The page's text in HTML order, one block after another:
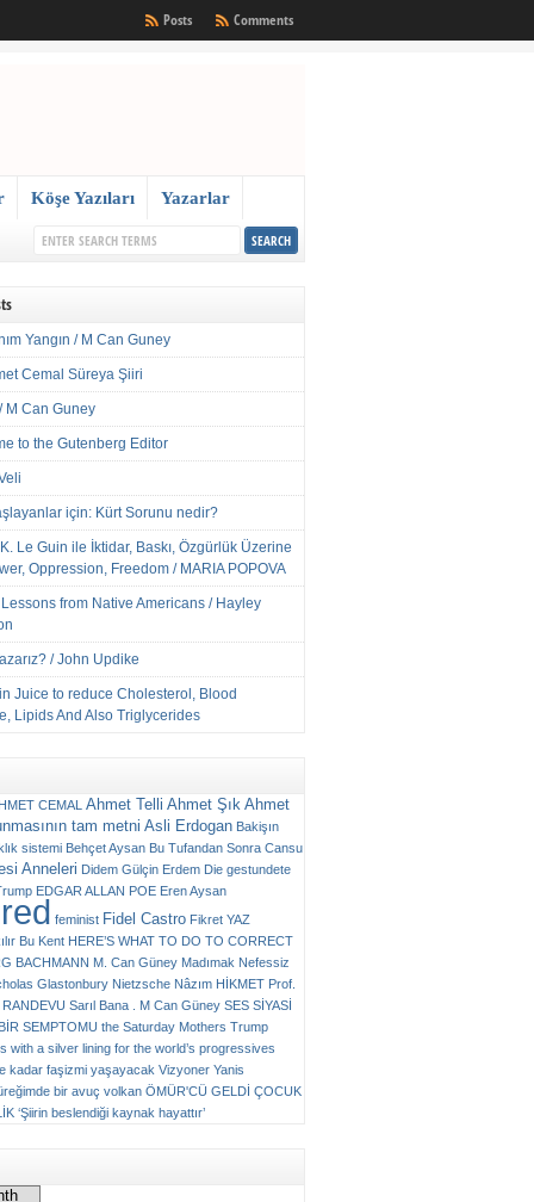
Comments
Posts
Köşe Yazıları Yazarlar
Yangın / M Can Guney
Cemal Süreya Şiiri
M Can Guney
to the Gutenberg Editor
için: Kürt Sorunu nedir?
Le Guin ile İktidar, Baskı, Özgürlük Üzerine
Oppression, Freedom / MARIA POPOVA
from Native Americans / Hayley
/ John Updike
Juice to reduce Cholesterol, Blood
Lipids And Also Triglycerides
CEMAL Ahmet Telli Ahmet Şık Ahmet
tam metni Asli Erdogan Bakişın
sistemi Behçet Aysan Bu Tufandan Sonra Cansu
Anneleri Didem Gülçin Erdem Die gestundete
EDGAR ALLAN POE Eren Aysan
feminist Fidel Castro Fikret YAZ
Bu Kent HERE’S WHAT TO DO TO CORRECT
BACHMANN M. Can Güney Madımak Nefessiz
Glastonbury Nietzsche Nâzım HİKMET Prof.
RANDEVU Sarıl Bana . M Can Güney SES SİYASİ
SEMPTOMU the Saturday Mothers Trump
with a silver lining for the world’s progressives
kadar faşizmi yaşayacak Vizyoner Yanis
bir avuç volkan ÖMÜR'CÜ GELDİ ÇOCUK
‘Şiirin beslendiği kaynak hayattır’